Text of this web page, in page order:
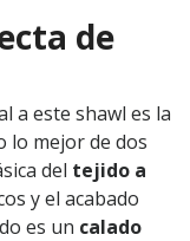
de
a este shawl es la
lo mejor de dos
del tejido a
y el acabado
es un calado